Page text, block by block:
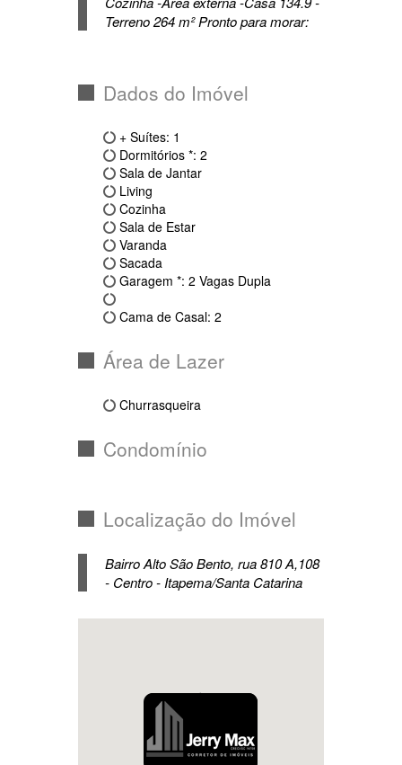
+ Suítes: 1
Living
Cozinha
Sala de Estar
Varanda
Sacada
Garagem *: 2 Vagas Dupla
Cama de Casal: 2
Área de Lazer
Churrasqueira
Condomínio
Bairro Alto São Bento, rua 810 A,108
- Centro - Itapema/Santa Catarina